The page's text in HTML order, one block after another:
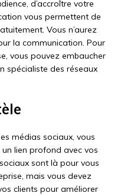
d’accroître votre
vous permettent de
Vous n’aurez
la communication. Pour
vous pouvez embaucher
spécialiste des réseaux
médias sociaux, vous
lien profond avec vos
sont là pour vous
mais vous devez
clients pour améliorer